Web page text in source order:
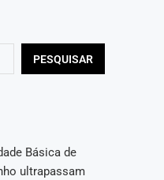
PESQUISAR
Básica de
ultrapassam